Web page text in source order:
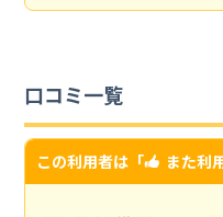
口コミ一覧
この利用者は「 また利